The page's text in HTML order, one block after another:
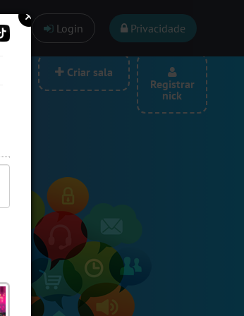
Login Privacidade
Criar sala
Registrar
nick